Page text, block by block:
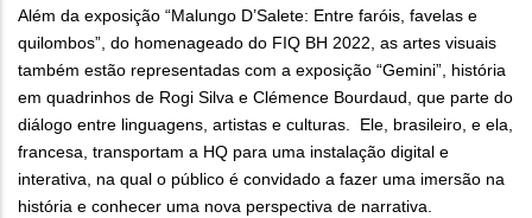
Além da exposição “Malungo D’Salete: Entre faróis, favelas e
quilombos”, do homenageado do FIQ BH 2022, as artes visuais
também estão representadas com a exposição “Gemini”, história
em quadrinhos de Rogi Silva e Clémence Bourdaud, que parte do
diálogo entre linguagens, artistas e culturas. Ele, brasileiro, e ela,
francesa, transportam a HQ para uma instalação digital e
interativa, na qual o público é convidado a fazer uma imersão na
história e conhecer uma nova perspectiva de narrativa.